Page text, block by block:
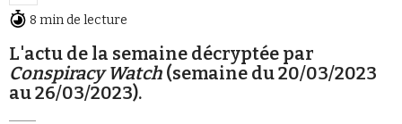
8 min de lecture
L'actu de la semaine décryptée par
Conspiracy Watch (semaine du 20/03/2023
au 26/03/2023).